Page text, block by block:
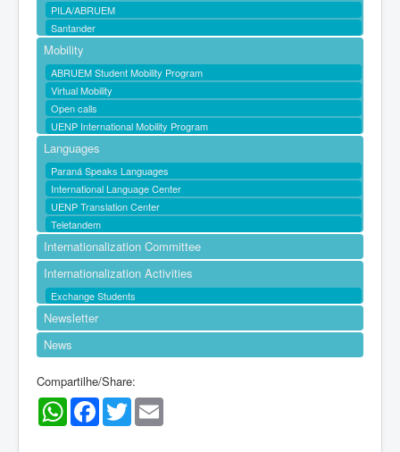
PILA/ABRUEM
Santander
Mobility
ABRUEM Student Mobility Program
Virtual Mobility
Open calls
UENP International Mobility Program
Languages
Paraná Speaks Languages
International Language Center
UENP Translation Center
Teletandem
Internationalization Committee
Internationalization Activities
Exchange Students
Newsletter
News
Compartilhe/Share:
WhatsAppFacebookTwitter